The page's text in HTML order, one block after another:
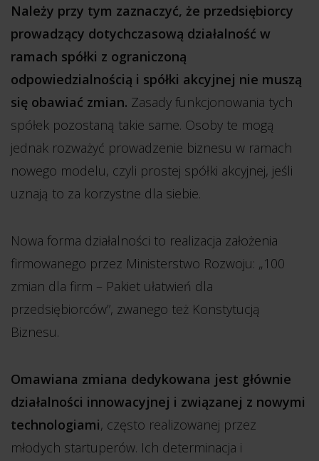
Należy przy tym zaznaczyć, że przedsiębiorcy
prowadzący dotychczasową działalność w
ramach spółki z ograniczoną
odpowiedzialnością i spółki akcyjnej nie muszą
się obawiać zmian. Zasady funkcjonowania tych
spółek pozostaną takie same. Osoby te mogą
jednak rozważyć prowadzenie biznesu w ramach
nowego modelu, czyli prostej spółki akcyjnej, jeśli
uznają to za korzystne dla siebie.
Nowa forma działalności to realizacja założenia
firmowanego przez Ministerstwo Rozwoju: „100
zmian dla firm – Pakiet ułatwień dla
przedsiębiorców”, zwanego też Konstytucją
Biznesu.
Omawiana zmiana dedykowana jest głównie
działalności innowacyjnej i związanej z nowymi
technologiami, często realizowanej przez
młodych startuperów. Ich determinacja i